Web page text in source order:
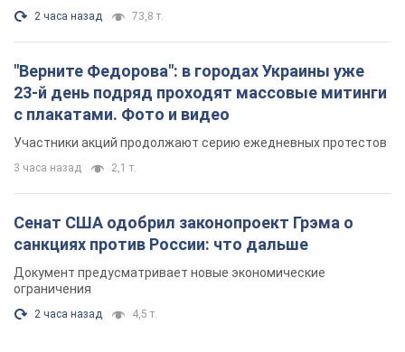
2 часа назад 73,8 т.
"Верните Федорова": в городах Украины уже
23-й день подряд проходят массовые митинги
с плакатами. Фото и видео
Участники акций продолжают серию ежедневных протестов
3 часа назад 2,1 т.
Сенат США одобрил законопроект Грэма о
санкциях против России: что дальше
Документ предусматривает новые экономические
ограничения
2 часа назад 4,5 т.